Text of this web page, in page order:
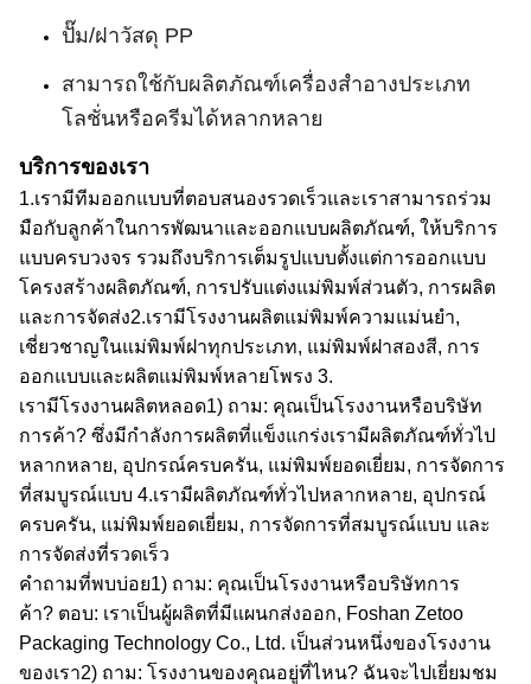
ปั๊ม/ฝาวัสดุ PP
สามารถใช้กับผลิตภัณฑ์เครื่องสำอางประเภท
โลชั่นหรือครีมได้หลากหลาย
บริการของเรา
1.เรามีทีมออกแบบที่ตอบสนองรวดเร็วและเราสามารถร่วม
มือกับลูกค้าในการพัฒนาและออกแบบผลิตภัณฑ์, ให้บริการ
แบบครบวงจร รวมถึงบริการเต็มรูปแบบตั้งแต่การออกแบบ
โครงสร้างผลิตภัณฑ์, การปรับแต่งแม่พิมพ์ส่วนตัว, การผลิต
และการจัดส่ง2.เรามีโรงงานผลิตแม่พิมพ์ความแม่นยำ,
เชี่ยวชาญในแม่พิมพ์ฝาทุกประเภท, แม่พิมพ์ฝาสองสี, การ
ออกแบบและผลิตแม่พิมพ์หลายโพรง 3.
เรามีโรงงานผลิตหลอด1) ถาม: คุณเป็นโรงงานหรือบริษัท
การค้า? ซึ่งมีกำลังการผลิตที่แข็งแกร่งเรามีผลิตภัณฑ์ทั่วไป
หลากหลาย, อุปกรณ์ครบครัน, แม่พิมพ์ยอดเยี่ยม, การจัดการ
ที่สมบูรณ์แบบ 4.เรามีผลิตภัณฑ์ทั่วไปหลากหลาย, อุปกรณ์
ครบครัน, แม่พิมพ์ยอดเยี่ยม, การจัดการที่สมบูรณ์แบบ และ
การจัดส่งที่รวดเร็ว
คำถามที่พบบ่อย1) ถาม: คุณเป็นโรงงานหรือบริษัทการ
ค้า? ตอบ: เราเป็นผู้ผลิตที่มีแผนกส่งออก, Foshan Zetoo
Packaging Technology Co., Ltd. เป็นส่วนหนึ่งของโรงงาน
ของเรา2) ถาม: โรงงานของคุณอยู่ที่ไหน? ฉันจะไปเยี่ยมชม